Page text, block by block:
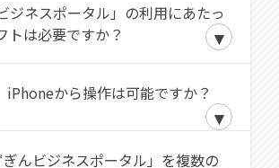
ジネスポータル」の利用にあたっ
トは必要ですか？
必要ありません。ただし「しず
ジネスポータル」を初めてご利
の場合、マスターユーザが初回
iPhoneから操作は可能ですか？
子証明書方式はご利用い
んビジネスポータル」を複数の